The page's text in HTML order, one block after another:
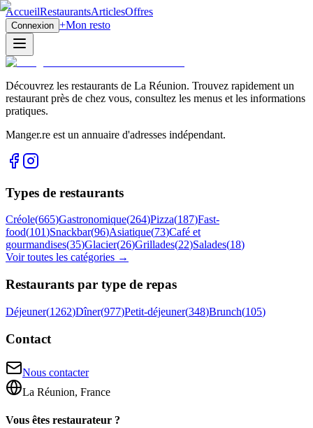
AccueilRestaurantsArticlesOffres
Connexion +Mon resto
Découvrez les restaurants de La Réunion. Trouvez rapidement un
restaurant près de chez vous, consultez les menus et les informations
pratiques.
Manger.re est un annuaire d'adresses indépendant.
Types de restaurants
Créole(665)Gastronomique(264)Pizza(187)Fast-
food(101)Snackbar(96)Asiatique(73)Café et
gourmandises(35)Glacier(26)Grillades(22)Salades(18)
Voir toutes les catégories →
Restaurants par type de repas
Déjeuner(1262)Dîner(977)Petit-déjeuner(348)Brunch(105)
Contact
Nous contacter
La Réunion, France
Vous êtes restaurateur ?